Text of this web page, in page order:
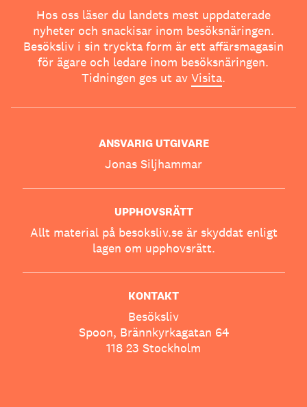
Hos oss läser du landets mest uppdaterade
nyheter och snackisar inom besöksnäringen.
Besöksliv i sin tryckta form är ett affärsmagasin
för ägare och ledare inom besöksnäringen.
Tidningen ges ut av Visita.
ANSVARIG UTGIVARE
Jonas Siljhammar
UPPHOVSRÄTT
Allt material på besoksliv.se är skyddat enligt
lagen om upphovsrätt.
KONTAKT
Besöksliv
Spoon, Brännkyrkagatan 64
118 23 Stockholm